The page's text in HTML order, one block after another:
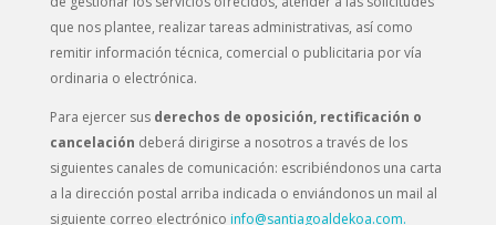
que nos plantee, realizar tareas administrativas, así como
remitir información técnica, comercial o publicitaria por vía
ordinaria o electrónica.
Para ejercer sus derechos de oposición, rectificación o
cancelación deberá dirigirse a nosotros a través de los
siguientes canales de comunicación: escribiéndonos una carta
a la dirección postal arriba indicada o enviándonos un mail al
siguiente correo electrónico info@santiagoaldekoa.com.